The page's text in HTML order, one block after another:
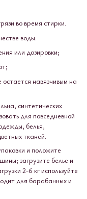
во время стирки.
воды.
или дозировки;
навязчивым на
синтетических
для повседневной
белья,
тканей.
и положите
загрузите белье и
2-6 кг используйте
для барабанных и